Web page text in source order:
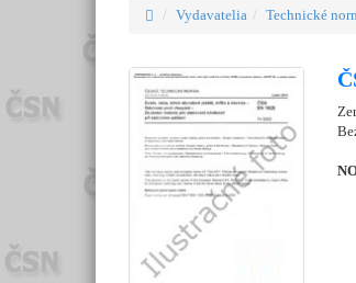
Vydavatelia Technické